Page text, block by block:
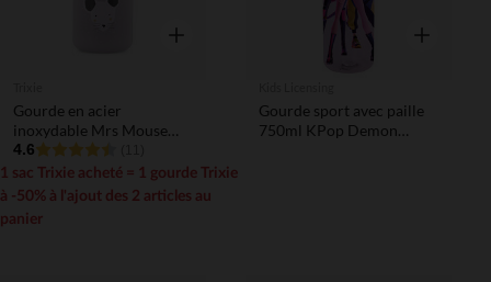
Aperçu rapide
Gourde en acier
inoxydable Mrs Mouse
350ml
4.6
1 sac Trixie acheté = 1 gourde Trixie
à -50% à l'ajout des 2 articles au
panier
Aperçu
Gourde sport avec paille
750ml KPop Demon